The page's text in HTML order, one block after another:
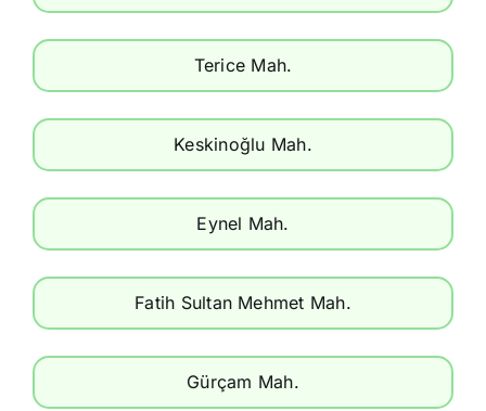
Terice Mah.
Keskinoğlu Mah.
Eynel Mah.
Fatih Sultan Mehmet Mah.
Gürçam Mah.